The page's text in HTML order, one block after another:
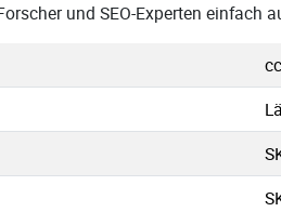
und SEO-Experten einfach